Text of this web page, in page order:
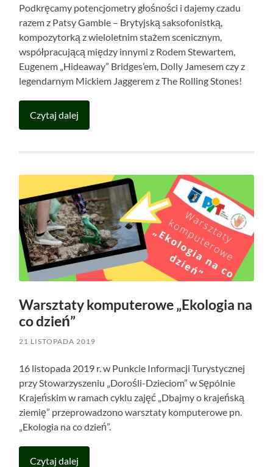
Podkręcamy potencjometry głośności i dajemy czadu
razem z Patsy Gamble – Brytyjską saksofonistką,
kompozytorką z wieloletnim stażem scenicznym,
współpracującą między innymi z Rodem Stewartem,
Eugenem „Hideaway” Bridges’em, Dolly Jamesem czy z
legendarnym Mickiem Jaggerem z The Rolling Stones!
Czytaj dalej
Warsztaty komputerowe „Ekologia na
co dzień”
21 LISTOPADA 2019
16 listopada 2019 r. w Punkcie Informacji Turystycznej
przy Stowarzyszeniu „Dorośli-Dzieciom” w Sępólnie
Krajeńskim w ramach cyklu zajęć „Dbajmy o krajeńską
ziemię” przeprowadzono warsztaty komputerowe pn.
„Ekologia na co dzień”.
Czytaj dalej